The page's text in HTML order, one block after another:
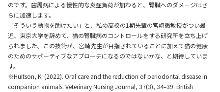
のです。歯周病による慢性的な炎症負荷が加わると、腎臓へのダメージはさ
らに加速します。
「そういう動物を助けたい」と、私の高校の1期先輩の宮崎徹教授がつい最
近、東京大学を辞めて、猫の腎臓病のコントロールをする研究所を立ち上げ
られました。この技術が、宮崎先生が目指されていることに加えて猫の健康
のためのサポーティブなアプローチになるのではないかな、と期待していま
す。
※Huitson, K. (2022). Oral care and the reduction of periodontal disease in
companion animals. Veterinary Nursing Journal, 37(3), 34–39. British